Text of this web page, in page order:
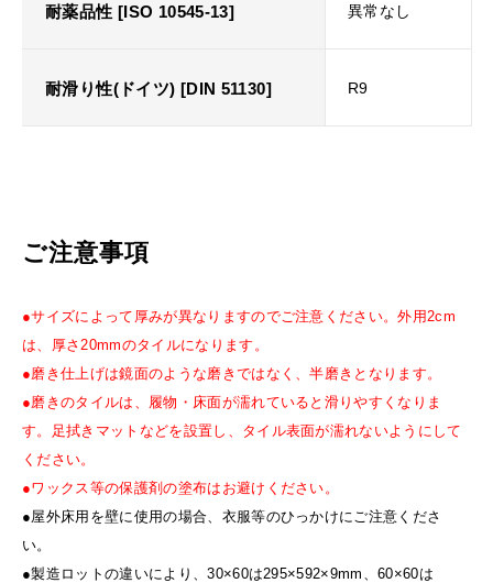
耐薬品性 [ISO 10545-13] 異常なし
耐滑り性(ドイツ) [DIN 51130] R9
ご注意事項
●サイズによって厚みが異なりますのでご注意ください。外用2cm
は、厚さ20mmのタイルになります。
●磨き仕上げは鏡面のような磨きではなく、半磨きとなります。
●磨きのタイルは、履物・床面が濡れていると滑りやすくなりま
す。足拭きマットなどを設置し、タイル表面が濡れないようにして
ください。
●ワックス等の保護剤の塗布はお避けください。
●屋外床用を壁に使用の場合、衣服等のひっかけにご注意くださ
い。
●製造ロットの違いにより、30×60は295×592×9mm、60×60は